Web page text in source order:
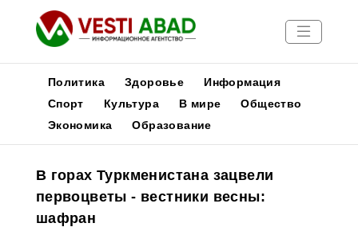
Новости
Медиа
Афиша
Политика Здоровье
Информация
Спорт
Культура В мире
Общество
Экономика
Образование
В горах Туркменистана зацвели
первоцветы - вестники весны:
шафран